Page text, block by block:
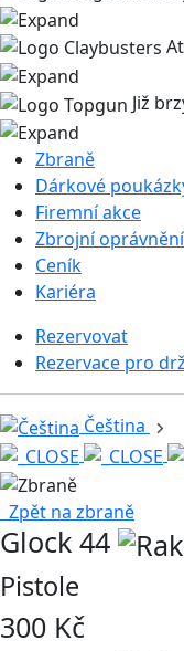
Již
Zbraně
Dárkové
Firemní akce
Zbrojní oprávnění
Ceník
Kariéra
Rezervovat
Rezervace pro
Čeština
Zpět na zbraně
Glock 44
Pistole
300 Kč